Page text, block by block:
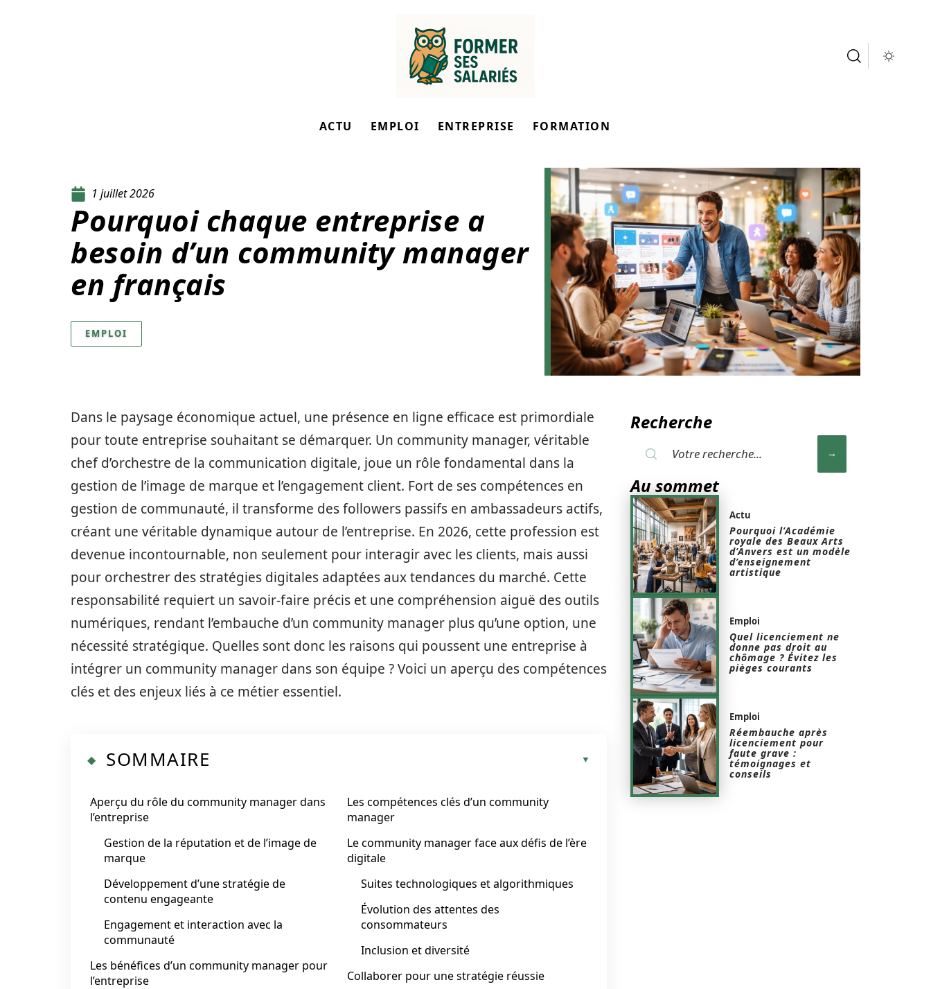
ACTU EMPLOI ENTREPRISE FORMATION
1 juillet 2026
Pourquoi chaque entreprise a
besoin d’un community manager
en français
EMPLOI
Dans le paysage économique actuel, une présence en ligne efficace est primordiale
pour toute entreprise souhaitant se démarquer. Un community manager, véritable
chef d’orchestre de la communication digitale, joue un rôle fondamental dans la
gestion de l’image de marque et l’engagement client. Fort de ses compétences en
gestion de communauté, il transforme des followers passifs en ambassadeurs actifs,
créant une véritable dynamique autour de l’entreprise. En 2026, cette profession est
devenue incontournable, non seulement pour interagir avec les clients, mais aussi
pour orchestrer des stratégies digitales adaptées aux tendances du marché. Cette
responsabilité requiert un savoir-faire précis et une compréhension aiguë des outils
numériques, rendant l’embauche d’un community manager plus qu’une option, une
nécessité stratégique. Quelles sont donc les raisons qui poussent une entreprise à
intégrer un community manager dans son équipe ? Voici un aperçu des compétences
clés et des enjeux liés à ce métier essentiel.
SOMMAIRE
Aperçu du rôle du community manager dans
l’entreprise
Gestion de la réputation et de l’image de
marque
Développement d’une stratégie de
contenu engageante
Engagement et interaction avec la
communauté
Les bénéfices d’un community manager pour
l’entreprise
Les compétences clés d’un community
manager
Le community manager face aux défis de l’ère
digitale
Suites technologiques et algorithmiques
Évolution des attentes des
consommateurs
Inclusion et diversité
Collaborer pour une stratégie réussie
Recherche
Au sommet
Actu
Pourquoi l’Académie
royale des Beaux Arts
d’Anvers est un modèle
d’enseignement
artistique
Emploi
Quel licenciement ne
donne pas droit au
chômage ? Évitez les
pièges courants
Emploi
Réembauche après
licenciement pour
faute grave :
témoignages et
conseils